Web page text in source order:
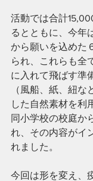
活動では合計
るとともに、今年
から願いを込めた
られ、これらも全
に入れて飛ばす準
（風船、紙、紐な
した自然素材を利
同小学校の校庭か
れ、その内容がイ
れました。
今回は形を変え、